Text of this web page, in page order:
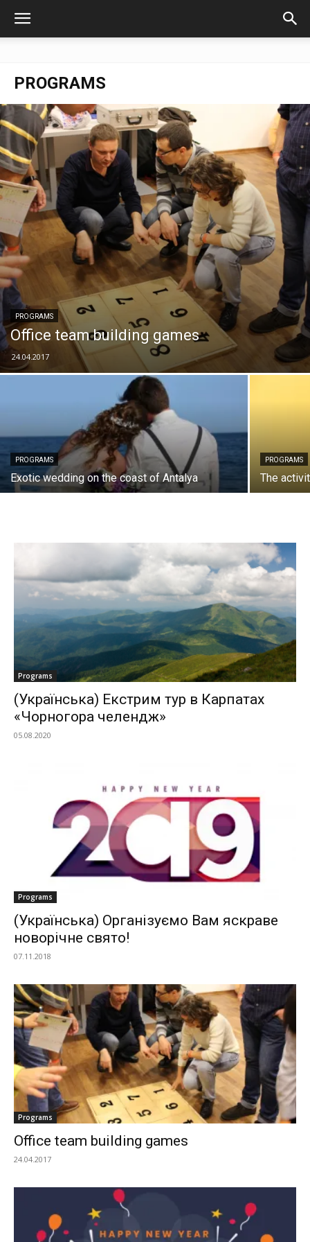
PROGRAMS
PROGRAMS
Оffice team building games
24.04.2017
PROGRAMS
Exotic wedding on the coast of Antalya
PROGRAMS
The
Programs
(Українська) Екстрим тур в Карпатах
«Чорногора челендж»
05.08.2020
Programs
(Українська) Організуємо Вам яскраве
новорічне свято!
07.11.2018
Programs
Оffice team building games
24.04.2017